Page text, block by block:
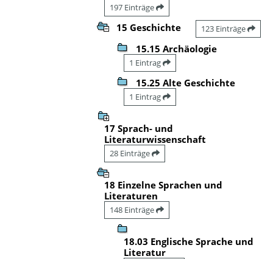
197 Einträge
15 Geschichte 123 Einträge
15.15 Archäologie
1 Eintrag
15.25 Alte Geschichte
1 Eintrag
17 Sprach- und
Literaturwissenschaft
28 Einträge
18 Einzelne Sprachen und
Literaturen
148 Einträge
18.03 Englische Sprache und
Literatur